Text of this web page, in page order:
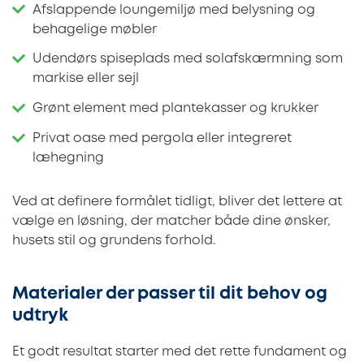
Afslappende loungemiljø med belysning og
behagelige møbler
Udendørs spiseplads med solafskærmning som
markise eller sejl
Grønt element med plantekasser og krukker
Privat oase med pergola eller integreret
læhegning
Ved at definere formålet tidligt, bliver det lettere at
vælge en løsning, der matcher både dine ønsker,
husets stil og grundens forhold.
Materialer der passer til dit behov og
udtryk
Et godt resultat starter med det rette fundament og